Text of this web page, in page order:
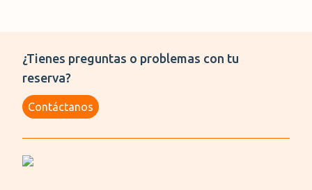
¿Tienes preguntas o problemas con tu
reserva?
Contáctanos